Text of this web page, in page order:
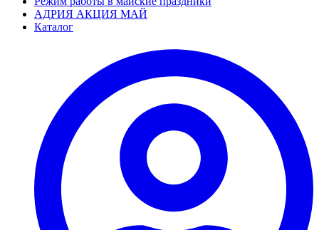
АДРИЯ АКЦИЯ МАЙ
Каталог